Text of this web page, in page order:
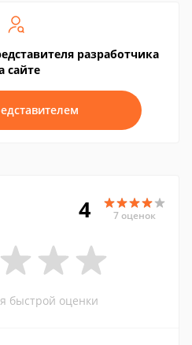
разработчика
сайте
4 7 оценок
быстрой оценки